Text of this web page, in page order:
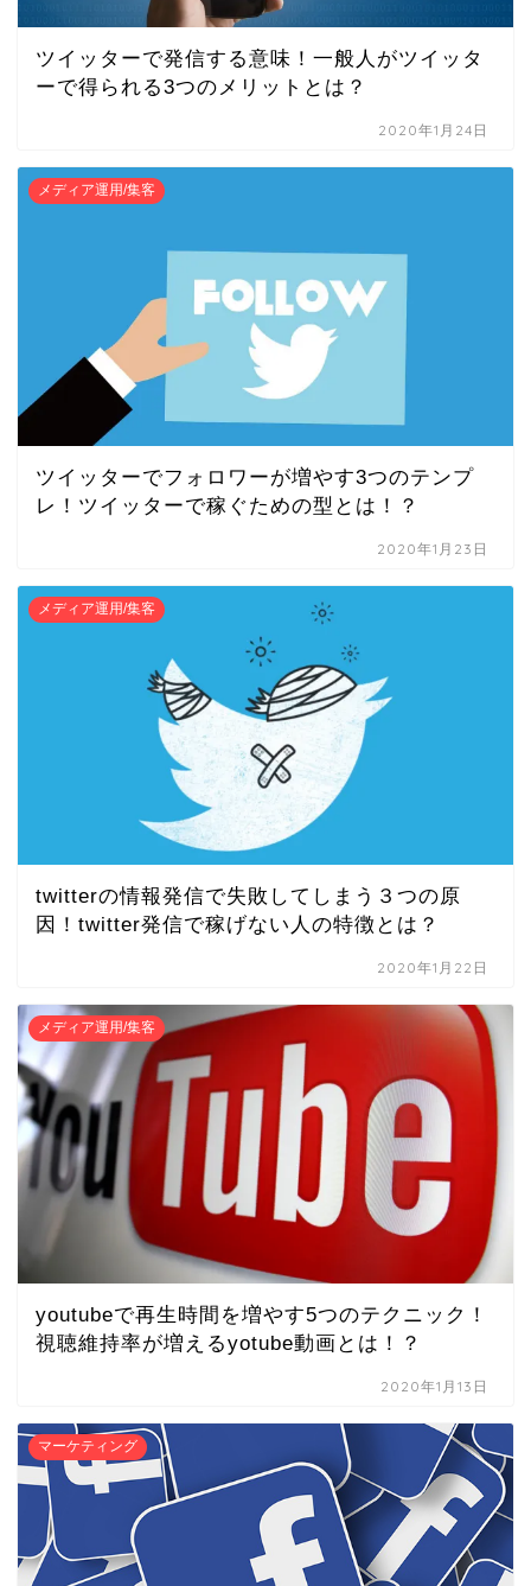
ツイッターで発信する意味！一般人がツイッタ
ーで得られる3つのメリットとは？
2020年1月24日
メディア運用/集客
ツイッターでフォロワーが増やす3つのテンプ
レ！ツイッターで稼ぐための型とは！？
2020年1月23日
メディア運用/集客
twitterの情報発信で失敗してしまう３つの原
因！twitter発信で稼げない人の特徴とは？
2020年1月22日
メディア運用/集客
youtubeで再生時間を増やす5つのテクニック！
視聴維持率が増えるyotube動画とは！？
2020年1月13日
マーケティング